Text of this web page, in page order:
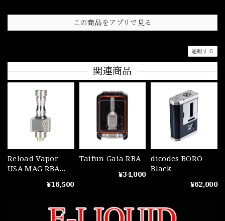
この商品をアプリで見る
通報する
関連商品
Reload Vapor
USA MAG RBA
¥16,500
Taifun Gaia RBA
¥34,000
dicodes BORO
Black
¥62,000